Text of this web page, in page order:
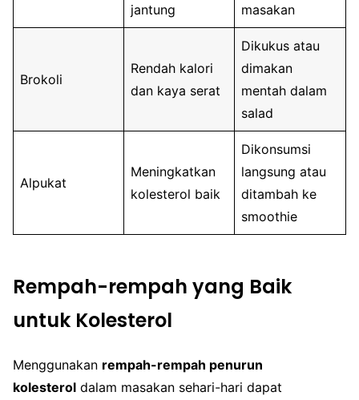
jantung
masakan
Brokoli
Rendah kalori
dan kaya serat
Dikukus atau
dimakan
mentah dalam
salad
Alpukat
Meningkatkan
kolesterol baik
Dikonsumsi
langsung atau
ditambah ke
smoothie
Rempah-rempah yang Baik
untuk Kolesterol
Menggunakan rempah-rempah penurun
kolesterol dalam masakan sehari-hari dapat